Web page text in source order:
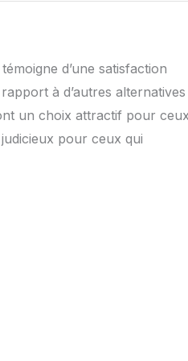
d’une satisfaction
à d’autres alternatives
un choix attractif pour
pour ceux qui